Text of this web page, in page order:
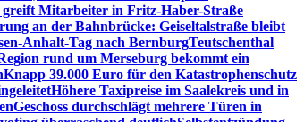
greift Mitarbeiter in Fritz-Haber-Straße
an der Bahnbrücke: Geiseltalstraße bleibt
Anhalt-Tag nach BernburgTeutschenthal
rund um Merseburg bekommt ein
Knapp 39.000 Euro für den Katastrophenschutz
Höhere Taxipreise im Saalekreis und in
Geschoss durchschlägt mehrere Türen in